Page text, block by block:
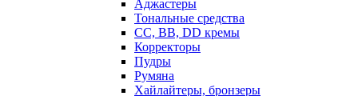
Аджастеры
Тональные средства
CC, BB, DD кремы
Корректоры
Пудры
Румяна
Хайлайтеры, бронзеры